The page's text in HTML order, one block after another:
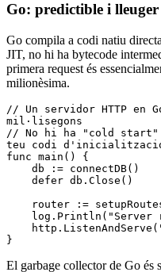
Go: predictible i lleuger
Go compila a codi natiu
JIT, no hi ha bytecode
primera request és
milionèsima.
// Un servidor HTTP en
mil·lisegons
// No hi ha "cold start"
teu codi
func main () {
    db
:= connectDB()
    defer
db. Close ()
    router
:=
    log.
Println ( "Server
    http.
ListenAndServe (
}
El garbage collector de Go és